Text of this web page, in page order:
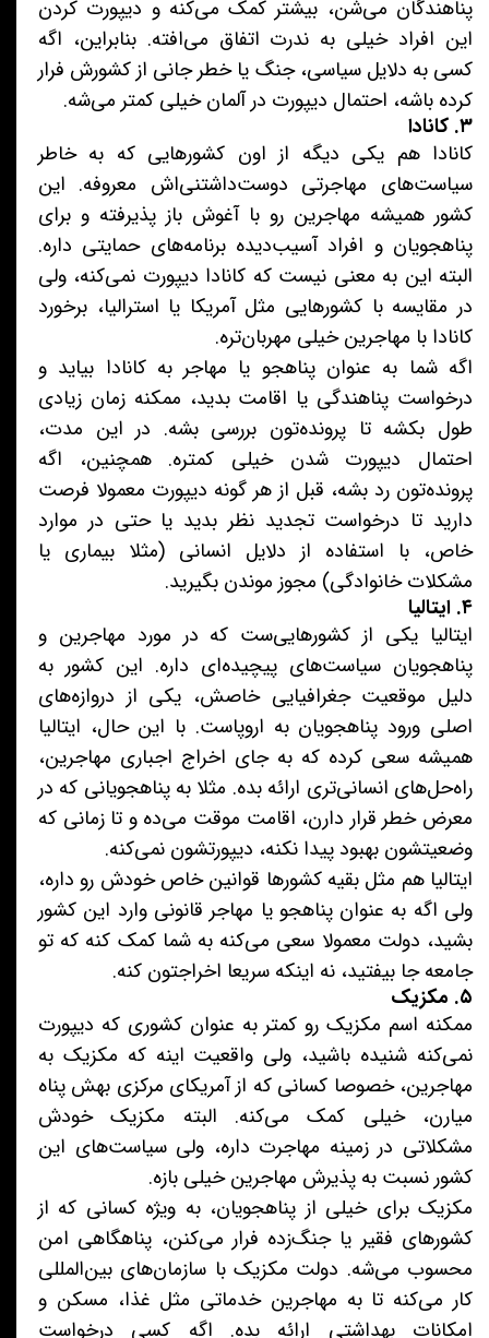
پناهندگان می‌شن، بیشتر کمک می‌کنه و دیپورت کردن
این افراد خیلی به ندرت اتفاق می‌افته. بنابراین، اگه
کسی به دلایل سیاسی، جنگ یا خطر جانی از کشورش فرار
کرده باشه، احتمال دیپورت در آلمان خیلی کمتر می‌شه.
۳. کانادا
کانادا هم یکی دیگه از اون کشورهایی که به خاطر
سیاست‌های مهاجرتی دوست‌داشتنی‌اش معروفه. این
کشور همیشه مهاجرین رو با آغوش باز پذیرفته و برای
پناهجویان و افراد آسیب‌دیده برنامه‌های حمایتی داره.
البته این به معنی نیست که کانادا دیپورت نمی‌کنه، ولی
در مقایسه با کشورهایی مثل آمریکا یا استرالیا، برخورد
کانادا با مهاجرین خیلی مهربان‌تره.
اگه شما به عنوان پناهجو یا مهاجر به کانادا بیاید و
درخواست پناهندگی یا اقامت بدید، ممکنه زمان زیادی
طول بکشه تا پرونده‌تون بررسی بشه. در این مدت،
احتمال دیپورت شدن خیلی کمتره. همچنین، اگه
پرونده‌تون رد بشه، قبل از هر گونه دیپورت معمولا فرصت
دارید تا درخواست تجدید نظر بدید یا حتی در موارد
خاص، با استفاده از دلایل انسانی (مثلا بیماری یا
مشکلات خانوادگی) مجوز موندن بگیرید.
۴. ایتالیا
ایتالیا یکی از کشورهایی‌ست که در مورد مهاجرین و
پناهجویان سیاست‌های پیچیده‌ای داره. این کشور به
دلیل موقعیت جغرافیایی خاصش، یکی از دروازه‌های
اصلی ورود پناهجویان به اروپاست. با این حال، ایتالیا
همیشه سعی کرده که به جای اخراج اجباری مهاجرین،
راه‌حل‌های انسانی‌تری ارائه بده. مثلا به پناهجویانی که در
معرض خطر قرار دارن، اقامت موقت می‌ده و تا زمانی که
وضعیتشون بهبود پیدا نکنه، دیپورتشون نمی‌کنه.
ایتالیا هم مثل بقیه کشورها قوانین خاص خودش رو داره،
ولی اگه به عنوان پناهجو یا مهاجر قانونی وارد این کشور
بشید، دولت معمولا سعی می‌کنه به شما کمک کنه که تو
جامعه جا بیفتید، نه اینکه سریعا اخراجتون کنه.
۵. مکزیک
ممکنه اسم مکزیک رو کمتر به عنوان کشوری که دیپورت
نمی‌کنه شنیده باشید، ولی واقعیت اینه که مکزیک به
مهاجرین، خصوصا کسانی که از آمریکای مرکزی بهش پناه
میارن، خیلی کمک می‌کنه. البته مکزیک خودش
مشکلاتی در زمینه مهاجرت داره، ولی سیاست‌های این
کشور نسبت به پذیرش مهاجرین خیلی بازه.
مکزیک برای خیلی از پناهجویان، به ویژه کسانی که از
کشورهای فقیر یا جنگ‌زده فرار می‌کنن، پناهگاهی امن
محسوب می‌شه. دولت مکزیک با سازمان‌های بین‌المللی
کار می‌کنه تا به مهاجرین خدماتی مثل غذا، مسکن و
امکانات بهداشتی ارائه بده. اگه کسی درخواست